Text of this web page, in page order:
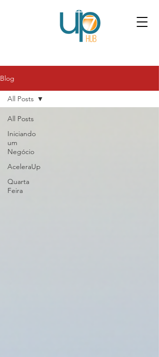
Blog
All Posts
Iniciando
um
Negócio
AceleraUp
Quarta
Feira
All Posts